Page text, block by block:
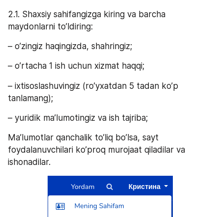
2.1. Shaxsiy sahifangizga kiring va barcha
maydonlarni to’ldiring:
– o’zingiz haqingizda, shahringiz;
– o’rtacha 1 ish uchun xizmat haqqi;
– ixtisoslashuvingiz (ro’yxatdan 5 tadan ko’p
tanlamang);
– yuridik ma’lumotingiz va ish tajriba;
Ma’lumotlar qanchalik to’liq bo’lsa, sayt
foydalanuvchilari ko’proq murojaat qiladilar va
ishonadilar.